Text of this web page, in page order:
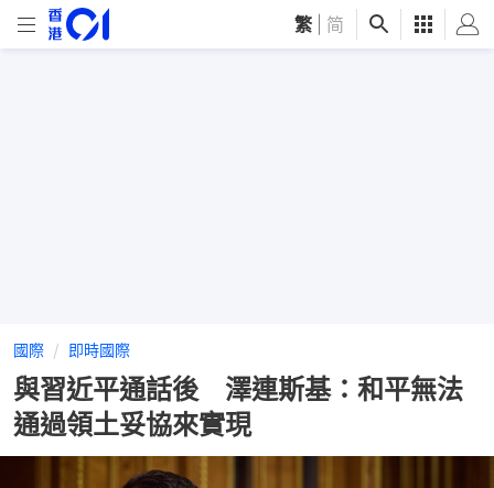
繁 简
國際 即時國際
與習近平通話後 澤連斯基：和平無法
通過領土妥協來實現